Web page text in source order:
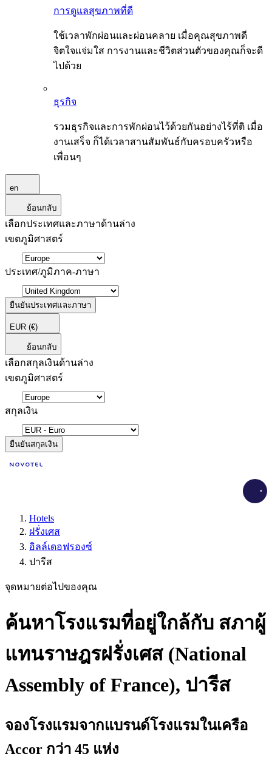
การดูแลสุขภาพที่ดี
ใช้เวลาพักผ่อนและผ่อนคลาย เมื่อคุณสุขภาพดี
จิตใจแจ่มใส การงานและชีวิตส่วนตัวของคุณก็จะดี
ไปด้วย
ธุรกิจ
รวมธุรกิจและการพักผ่อนไว้ด้วยกันอย่างไร้ที่ติ เมื่อ
งานเสร็จ ก็ได้เวลาสานสัมพันธ์กับครอบครัวหรือ
เพื่อนๆ
en
ย้อนกลับ
เลือกประเทศและภาษาด้านล่าง
เขตภูมิศาสตร์
ประเทศ/ภูมิภาค-ภาษา
ยืนยันประเทศและภาษา
EUR (€)
ย้อนกลับ
เลือกสกุลเงินด้านล่าง
เขตภูมิศาสตร์
สกุลเงิน
ยืนยันสกุลเงิน
Hotels
ฝรั่งเศส
อิลล์เดอฟรองซ์
ปารีส
จุดหมายต่อไปของคุณ
ค้นหาโรงแรมที่อยู่ใกล้กับ สภาผู้
แทนราษฎรฝรั่งเศส (National
Assembly of France), ปารีส
จองโรงแรมจากแบรนด์โรงแรมในเครือ
Accor กว่า 45 แห่ง